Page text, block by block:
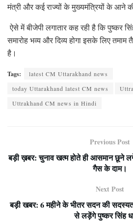
मंत्री और कई राज्यों के मुख्यमंत्रियों के आने
ऐसे में बीजेपी लगातार कह रही है कि पुष्कर
समारोह भव्य और दिव्य होगा इसके लिए तमाम
है।
Tags:
latest CM Uttarakhand news
today Uttarakhand latest CM news
Uttrakhand CM news in Hindi
Previous Post
बड़ी ख़बर: चुनाव खत्म होते ही आसमान छूने
गैस के दाम।
Next Post
बड़ी खबर: 6 महीने के भीतर सदन की
से लड़ेंगे पुष्कर सिंह